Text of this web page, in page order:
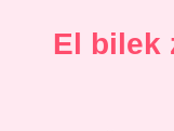
El bilek